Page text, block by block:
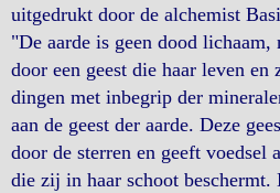
uitgedrukt door de alchemist
"De aarde is geen dood
door een geest die haar leven
dingen met inbegrip der
aan de geest der aarde. Deze
door de sterren en geeft voedsel
die zij in haar schoot